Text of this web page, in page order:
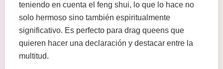
teniendo en cuenta el feng shui, lo que lo hace no
solo hermoso sino también espiritualmente
significativo. Es perfecto para drag queens que
quieren hacer una declaración y destacar entre la
multitud.